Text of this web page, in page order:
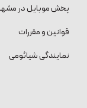
پخش موبایل در
قوانین و مقررات
نمایندگی شیائومی